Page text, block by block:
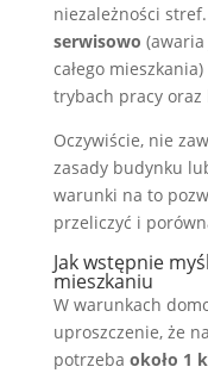
niezależności
serwisowo
całego
trybach pracy
Oczywiście, nie
zasady budynku
warunki na to
przeliczyć i
Jak wstępnie
mieszkaniu
W warunkach
uproszczenie, że
potrzeba około 1